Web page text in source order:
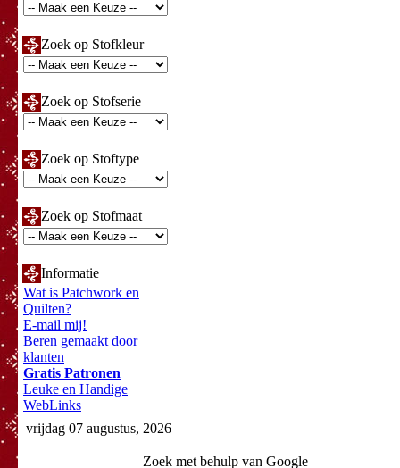
Zoek op Stofkleur
Zoek op Stofserie
Zoek op Stoftype
Zoek op Stofmaat
Informatie
Wat is Patchwork en
Quilten?
E-mail mij!
Beren gemaakt door
klanten
Gratis Patronen
Leuke en Handige
WebLinks
vrijdag 07 augustus, 2026
Zoek met behulp van Google